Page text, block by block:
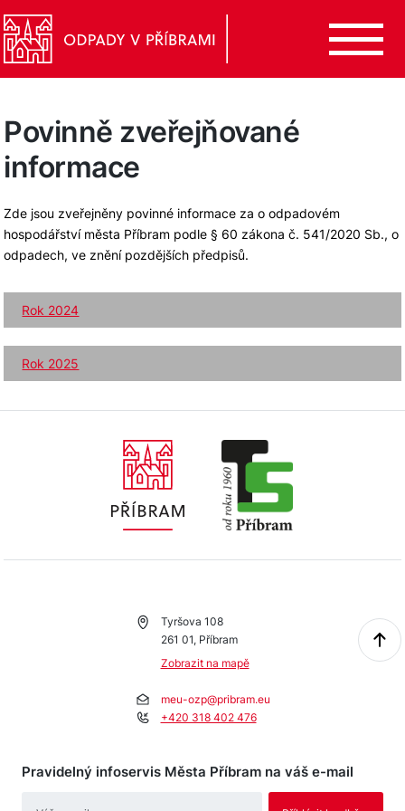
Povinně zveřejňované
informace
Zde jsou zveřejněny povinné informace za o odpadovém
hospodářství města Příbram podle § 60 zákona č. 541/2020 Sb., o
odpadech, ve znění pozdějších předpisů.
Rok 2024
Rok 2025
Tyršova 108
261 01, Příbram
Zobrazit na mapě
meu-ozp@pribram.eu
+420 318 402 476
Pravidelný infoservis Města Příbram na váš e-mail